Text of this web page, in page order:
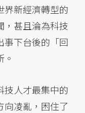
界新經濟轉型的
，甚且淪為科技
事下台後的「回
技人才最集中的
向凌亂，困住了